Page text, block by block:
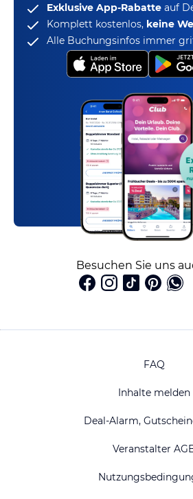
Exklusive App-Rabatte auf
Komplett kostenlos, keine
Alle Buchungsinfos immer
Besuchen Sie uns
FAQ
Inhalte melden
Deal-Alarm,
Veranstalter